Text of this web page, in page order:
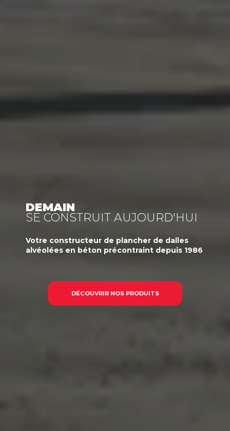
DEMAIN
SE CONSTRUIT AUJOURD'HUI
Votre constructeur de plancher de dalles
alvéolées en béton précontraint depuis 1986
DÉCOUVRIR NOS PRODUITS